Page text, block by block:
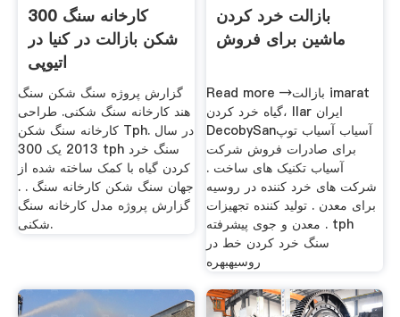
300 کارخانه سنگ
شکن بازالت در کنیا در
اتیوپی
گزارش پروژه سنگ شکن سنگ
هند کارخانه سنگ شکنی. طراحی
کارخانه سنگ شکن Tph. در سال
2013 یک 300 tph سنگ خرد
کردن گیاه با کمک ساخته شده از
جهان سنگ شکن کارخانه سنگ . .
گزارش پروژه مدل کارخانه سنگ
شکنی.
بازالت خرد کردن
ماشین برای فروش
Read more →بازالت imarat
گیاه خرد کردن، llar ایران
DecobySanآسیاب آسیاب توپ
برای صادرات فروش شرکت
آسیاب تکنیک های ساخت .
شرکت های خرد کننده در روسیه
برای معدن . تولید کننده تجهیزات
معدن و جوی پیشرفته . tph
سنگ خرد کردن خط در
روسیهبهره